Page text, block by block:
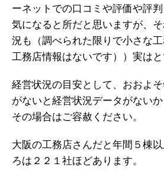
ーネットでの口コミや評価や評判
気になると所だと思いますが、
況も（調べられた限りで小さな
工務店情報はないです））実はと
経営状況の目安として、おおよ
がないと経営状況データがない
その場合はご容赦ください。
大阪の工務店さんだと年間５棟
ろは２２１社ほどあります。